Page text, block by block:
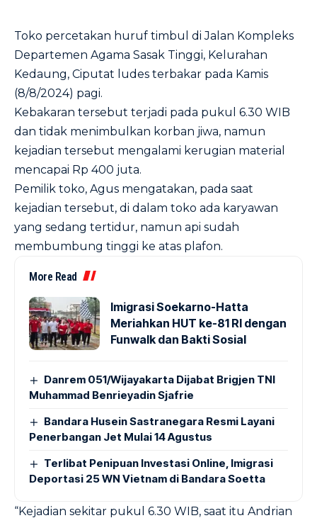
Toko percetakan huruf timbul di Jalan Kompleks
Departemen Agama Sasak Tinggi, Kelurahan
Kedaung, Ciputat ludes terbakar pada Kamis
(8/8/2024) pagi.
Kebakaran tersebut terjadi pada pukul 6.30 WIB
dan tidak menimbulkan korban jiwa, namun
kejadian tersebut mengalami kerugian material
mencapai Rp 400 juta.
Pemilik toko, Agus mengatakan, pada saat
kejadian tersebut, di dalam toko ada karyawan
yang sedang tertidur, namun api sudah
membumbung tinggi ke atas plafon.
More Read
Imigrasi Soekarno-Hatta
Meriahkan HUT ke-81 RI dengan
Funwalk dan Bakti Sosial
Danrem 051/Wijayakarta Dijabat Brigjen TNI
Muhammad Benrieyadin Sjafrie
Bandara Husein Sastranegara Resmi Layani
Penerbangan Jet Mulai 14 Agustus
Terlibat Penipuan Investasi Online, Imigrasi
Deportasi 25 WN Vietnam di Bandara Soetta
“Kejadian sekitar pukul 6.30 WIB, saat itu Andrian